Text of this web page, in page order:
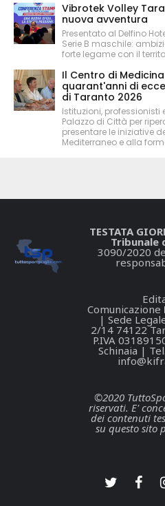
Vibrotek Volley
nuova avventura
Presentato al Delfino
Serie B maschile:
forte legame con il
Il Centro di
quarant'anni di
di Taranto 2026
Istituzioni,
Palazzo di Città per
presentare le iniziative
Mediterraneo e alla
TESTATA
Tribunale
3090/2020
Comunicazione
| Sede
2/14 74122
P.IVA
Schinaia |
©2020
riservati. E'
dei contenuti
su questo sito